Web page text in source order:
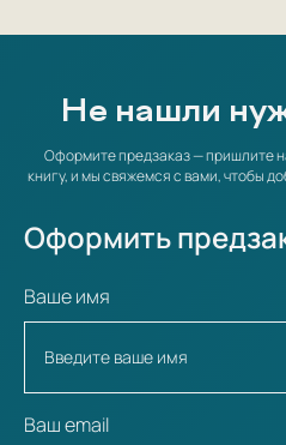
Не нашли
Оформите предзаказ — пришлите
книгу, и мы свяжемся с вами, чтобы
Оформить
Ваше имя
Ваш email